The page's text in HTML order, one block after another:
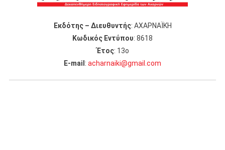
Εκδότης – Διευθυντής: ΑΧΑΡΝΑΪΚΗ
Κωδικός Εντύπου: 8618
Έτος: 13ο
Ε-mail : acharnaiki@gmail.com